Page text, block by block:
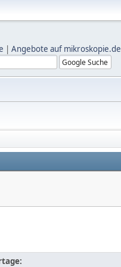
| Angebote auf mikroskopie.de